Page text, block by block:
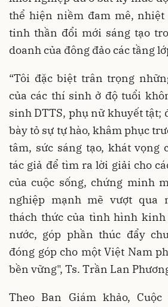
thể hiện niềm đam mê, nhiệt
tinh thần đổi mới sáng tạo
doanh của đông đảo các tầng
“Tôi đặc biệt trân trọng
của các thí sinh ở độ tuổi
sinh DTTS, phụ nữ khuyết tật;
bày tỏ sự tự hào, khâm phục
tâm, sức sáng tạo, khát vọng
tác giả để tìm ra lời giải cho
của cuộc sống, chứng minh
nghiệp mạnh mẽ vượt qua
thách thức của tình hình
nước, góp phần thúc đẩy
đóng góp cho một Việt Nam
bền vững", Ts. Trần Lan
Theo Ban Giám khảo,